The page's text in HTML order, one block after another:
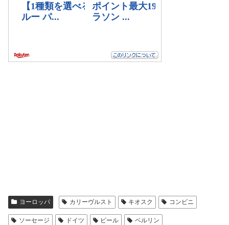
ヨーロッパ カリーヴルスト キオスク コンビニ
ソーセージ ドイツ ビール ベルリン